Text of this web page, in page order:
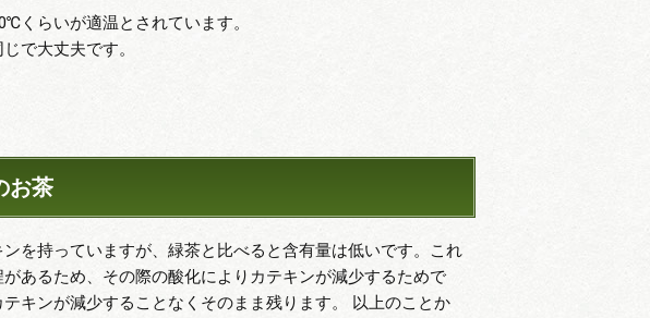
くらいが適温とされています。
で大丈夫です。
お茶
を持っていますが、緑茶と比べると含有量は低いです。これ
あるため、その際の酸化によりカテキンが減少するためで
キンが減少することなくそのまま残ります。 以上のことか